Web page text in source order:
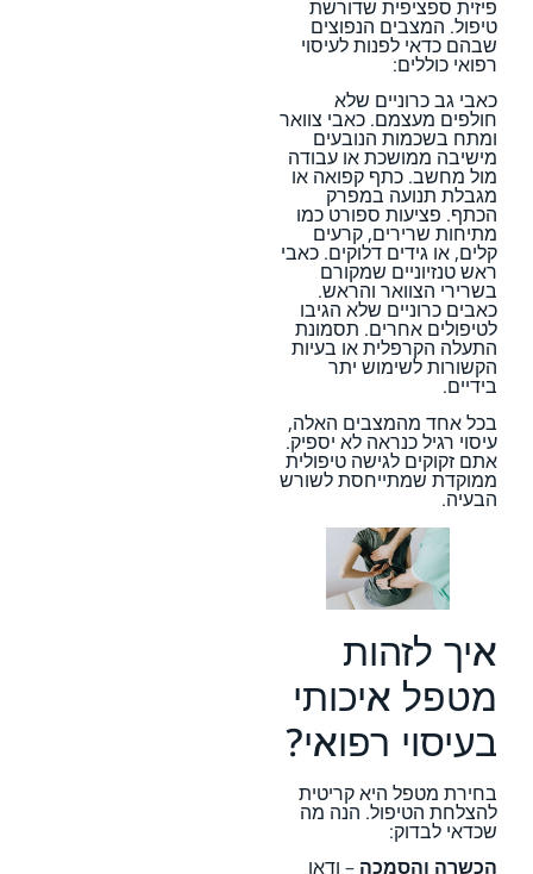
פיזית ספציפית שדורשת
טיפול. המצבים הנפוצים
שבהם כדאי לפנות לעיסוי
רפואי כוללים:
כאבי גב כרוניים שלא
חולפים מעצמם. כאבי צוואר
ומתח בשכמות הנובעים
מישיבה ממושכת או עבודה
מול מחשב. כתף קפואה או
מגבלת תנועה במפרק
הכתף. פציעות ספורט כמו
מתיחות שרירים, קרעים
קלים, או גידים דלוקים. כאבי
ראש טנזיוניים שמקורם
בשרירי הצוואר והראש.
כאבים כרוניים שלא הגיבו
לטיפולים אחרים. תסמונת
התעלה הקרפלית או בעיות
הקשורות לשימוש יתר
בידיים.
בכל אחד מהמצבים האלה,
עיסוי רגיל כנראה לא יספיק.
אתם זקוקים לגישה טיפולית
ממוקדת שמתייחסת לשורש
הבעיה.
איך לזהות
מטפל איכותי
בעיסוי רפואי?
בחירת מטפל היא קריטית
להצלחת הטיפול. הנה מה
שכדאי לבדוק:
הכשרה והסמכה – ודאו